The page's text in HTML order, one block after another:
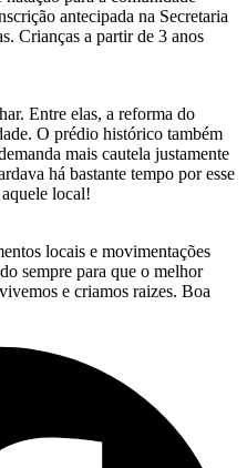
antecipada na Secretaria
Crianças a partir de 3 anos
Entre elas, a reforma do
O prédio histórico também
mais cautela justamente
há bastante tempo por esse
local!
locais e movimentações
sempre para que o melhor
e criamos raizes. Boa